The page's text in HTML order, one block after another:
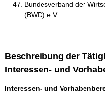
Bundesverband der
(BWD) e.V.
Beschreibung der
Interessen- und
Interessen- und